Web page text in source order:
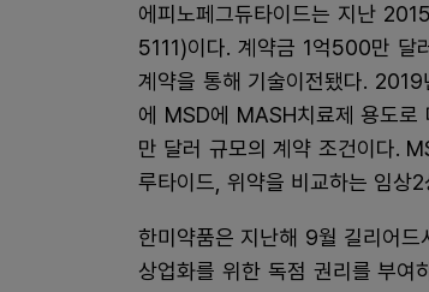
에피노페그듀타이드는 지난
5111)이다. 계약금 1억500만 달
계약을 통해 기술이전됐다.
에 MSD에 MASH치료제 용도
만 달러 규모의 계약 조건이다.
루타이드, 위약을 비교하는 임상
한미약품은 지난해 9월 길리어드
상업화를 위한 독점 권리를 부여